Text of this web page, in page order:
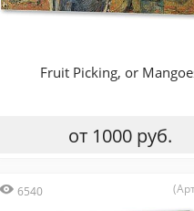
Fruit Picking, or
от 1000 руб.
6540